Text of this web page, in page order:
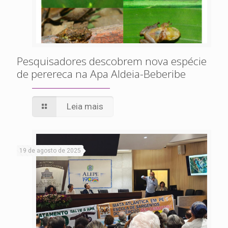
Pesquisadores descobrem nova espécie
de perereca na Apa Aldeia-Beberibe
Leia mais
19 de agosto de 2025